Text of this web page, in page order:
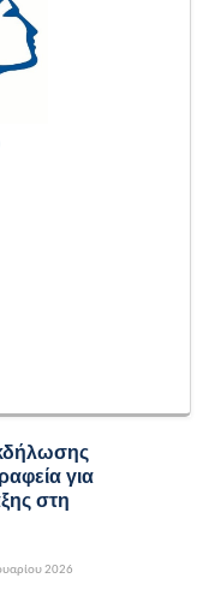
για
στη
2026